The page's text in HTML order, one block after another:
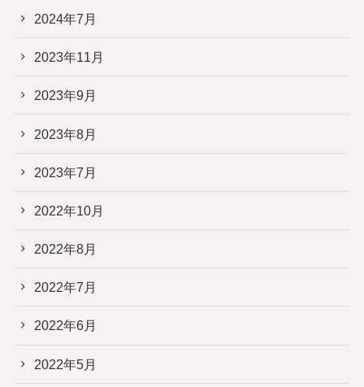
2024年7月
2023年11月
2023年9月
2023年8月
2023年7月
2022年10月
2022年8月
2022年7月
2022年6月
2022年5月